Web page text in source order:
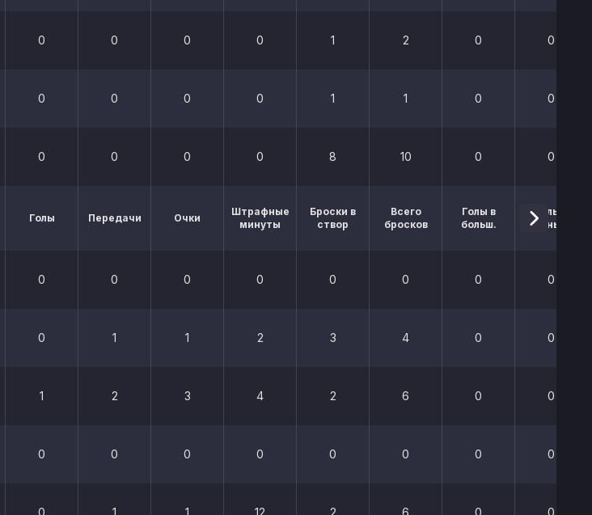
0 0 0 0 1 2 0 0
0 0 0 0 1 1 0 0
0 0 0 0 8 10 0 0
Голы Передачи Очки
Штрафные
минуты
Броски в
створ
Всего
бросков
Голы в
больш.
Голы в
меньш.
0 0 0 0 0 0 0 0
0 1 1 2 3 4 0 0
1 2 3 4 2 6 0 0
0 0 0 0 0 0 0 0
0 1 1 12 2 6 0 0